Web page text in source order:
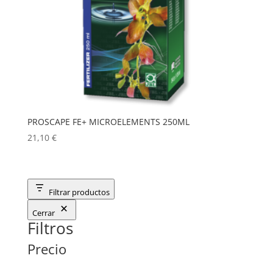
PROSCAPE FE+ MICROELEMENTS 250ML
21,10 €
Filtrar productos
Cerrar
Filtros
Precio